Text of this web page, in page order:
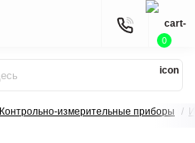
0
Контрольно-измерительные приборы